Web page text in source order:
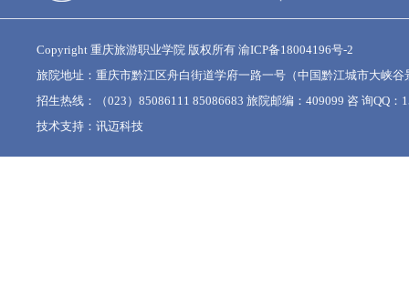
Copyright 重庆旅游职业学院 版权所有 渝ICP备18004196号-2
旅院地址：重庆市黔江区舟白街道学府一路一号（中国黔江城市大峡谷
招生热线：（023）85086111 85086683 旅院邮编：409099 咨 询QQ：
技术支持： 讯迈科技